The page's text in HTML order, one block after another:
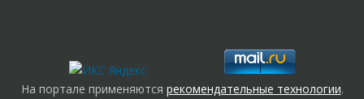
На портале применяются рекомендательные технологии.